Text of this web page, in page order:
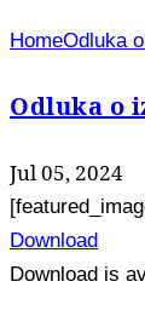
HomeOdluka
Odluka o
Jul 05, 2024
Download
Download is